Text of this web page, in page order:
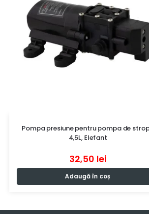
Pompa presiune pentru pompa de
4,5L, Elefant
32,50 lei
Adaugă în coș